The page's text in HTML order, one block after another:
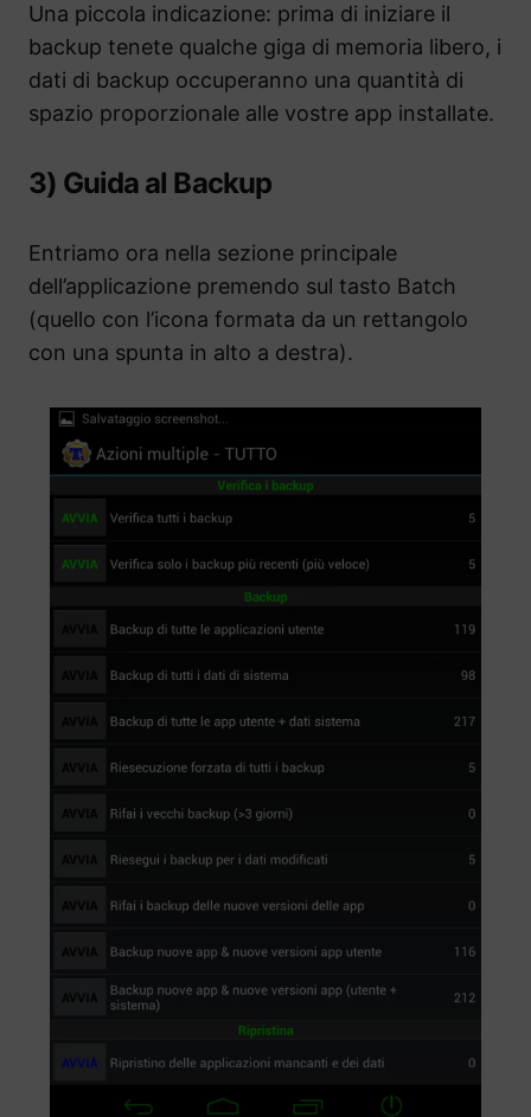
Una piccola indicazione: prima di iniziare il
backup tenete qualche giga di memoria libero, i
dati di backup occuperanno una quantità di
spazio proporzionale alle vostre app installate.
3) Guida al Backup
Entriamo ora nella sezione principale
dell’applicazione premendo sul tasto Batch
(quello con l’icona formata da un rettangolo
con una spunta in alto a destra).